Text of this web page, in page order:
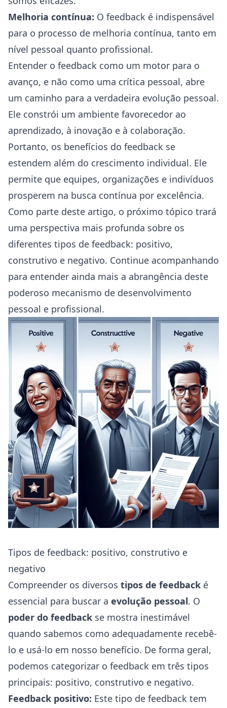
Melhoria contínua: O feedback é indispensável
para o processo de melhoria contínua, tanto em
nível pessoal quanto profissional.
Entender o feedback como um motor para o
avanço, e não como uma crítica pessoal, abre
um caminho para a verdadeira evolução pessoal.
Ele constrói um ambiente favorecedor ao
aprendizado, à inovação e à colaboração.
Portanto, os benefícios do feedback se
estendem além do crescimento individual. Ele
permite que equipes, organizações e indivíduos
prosperem na busca contínua por excelência.
Como parte deste artigo, o próximo tópico trará
uma perspectiva mais profunda sobre os
diferentes tipos de feedback: positivo,
construtivo e negativo. Continue acompanhando
para entender ainda mais a abrangência deste
poderoso mecanismo de desenvolvimento
pessoal e profissional.
Tipos de feedback: positivo, construtivo e
negativo
Compreender os diversos tipos de feedback é
essencial para buscar a evolução pessoal. O
poder do feedback se mostra inestimável
quando sabemos como adequadamente recebê-
lo e usá-lo em nosso benefício. De forma geral,
podemos categorizar o feedback em três tipos
principais: positivo, construtivo e negativo.
Feedback positivo: Este tipo de feedback tem